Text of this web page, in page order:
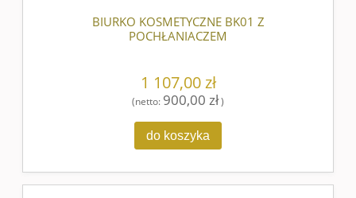
BIURKO KOSMETYCZNE BK01 Z
POCHŁANIACZEM
1 107,00 zł
(netto: 900,00 zł)
do koszyka